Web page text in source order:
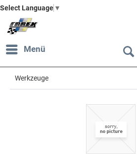
Select Language ▼
Menü
Werkzeuge